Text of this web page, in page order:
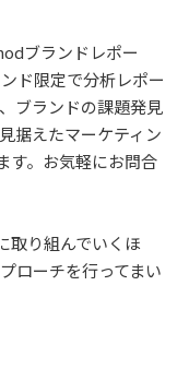
ブランドレポー
ド限定で分析レポー
ブランドの課題発見
据えたマーケティン
す。お気軽にお問合
取り組んでいくほ
ローチを行ってまい